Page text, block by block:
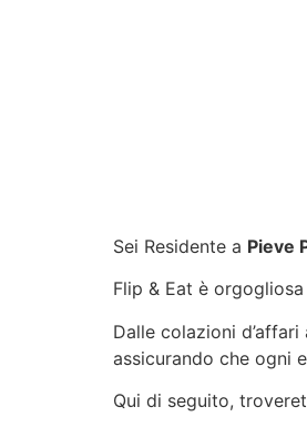
Sei Residente a Pieve
Flip & Eat è
Dalle colazioni
assicurando che ogni
Qui di seguito,